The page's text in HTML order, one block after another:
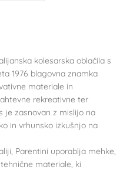
kolesarska oblačila s
1976 blagovna znamka
materiale in
rekreativne ter
je zasnovan z mislijo na
in vrhunsko izkušnjo na
Parentini uporablja mehke,
materiale, ki